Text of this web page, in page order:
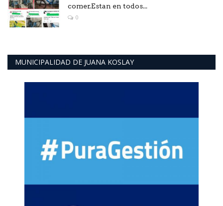
comer.Estan en todos...
0
MUNICIPALIDAD DE JUANA KOSLAY